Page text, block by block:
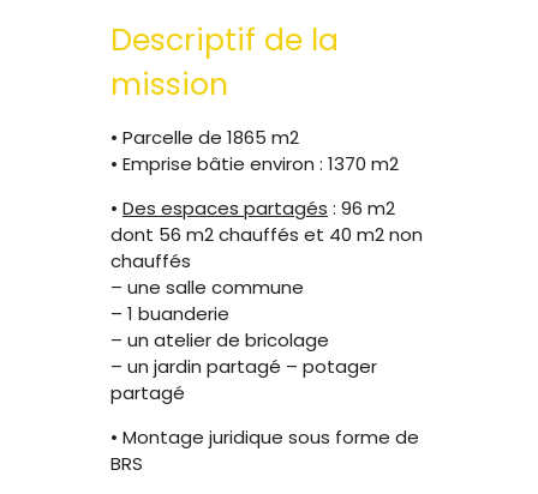
Descriptif de la
mission
• Parcelle de 1865 m2
• Emprise bâtie environ : 1370 m2
• Des espaces partagés : 96 m2
dont 56 m2 chauffés et 40 m2 non
chauffés
– une salle commune
– 1 buanderie
– un atelier de bricolage
– un jardin partagé – potager
partagé
• Montage juridique sous forme de
BRS